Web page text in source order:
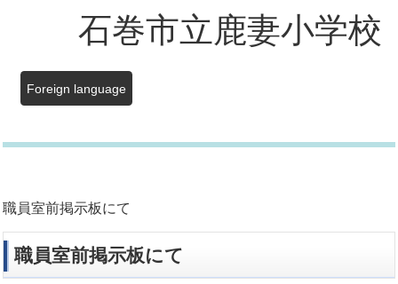
石巻市立鹿妻小学校
Foreign language
職員室前掲示板にて
職員室前掲示板にて